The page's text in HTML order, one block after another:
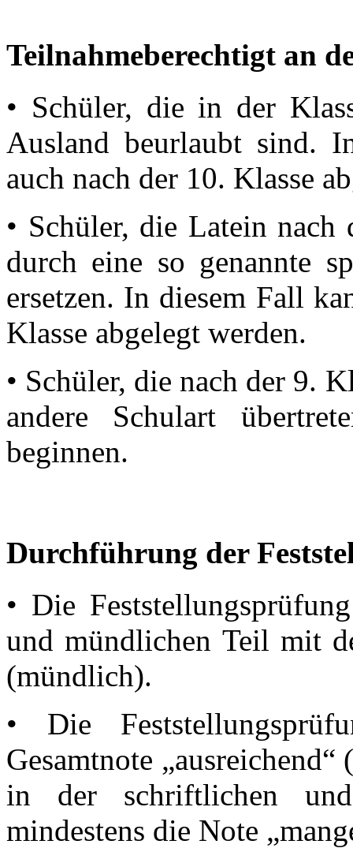
Teilnahmeberechtigt an
• Schüler, die in der
Ausland beurlaubt sind.
auch nach der 10. Klasse
• Schüler, die Latein
durch eine so genannte
ersetzen. In diesem Fall
Klasse abgelegt werden.
• Schüler, die nach der 9.
andere Schulart
beginnen.
Durchführung der
• Die
und mündlichen Teil mit
(mündlich).
• Die
Gesamtnote
in der schriftlichen
mindestens die Note